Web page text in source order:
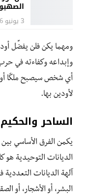
3 يونيو 2026
ومهما يكن فلن يفضِّل
وإبداعه وكفاءته في
أي شخص سيصبح ملكًا أو
لأودين بها.
الساحر
يكمن الفرق الأساسي
الديانات التوحيدية هو
آلهة الديانات
البشر، أو الأشجار، أو